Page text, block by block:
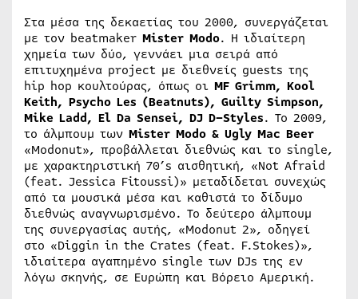
Στα μέσα της δεκαετίας του 2000, συνεργάζεται
με τον beatmaker Mister Modo. Η ιδιαίτερη
χημεία των δύο, γεννάει μια σειρά από
επιτυχημένα project με διεθνείς guests της
hip hop κουλτούρας, όπως οι MF Grimm, Kool
Keith, Psycho Les (Beatnuts), Guilty Simpson,
Mike Ladd, El Da Sensei, DJ D–Styles. Το 2009,
το άλμπουμ των Mister Modo & Ugly Mac Beer
«Modonut», προβάλλεται διεθνώς και το single,
με χαρακτηριστική 70’s αισθητική, «Not Afraid
(feat. Jessica Fitoussi)» μεταδίδεται συνεχώς
από τα μουσικά μέσα και καθιστά το δίδυμο
διεθνώς αναγνωρισμένο. Το δεύτερο άλμπουμ
της συνεργασίας αυτής, «Modonut 2», οδηγεί
στο «Diggin in the Crates (feat. F.Stokes)»,
ιδιαίτερα αγαπημένο single των DJs της εν
λόγω σκηνής, σε Ευρώπη και Βόρειο Αμερική.